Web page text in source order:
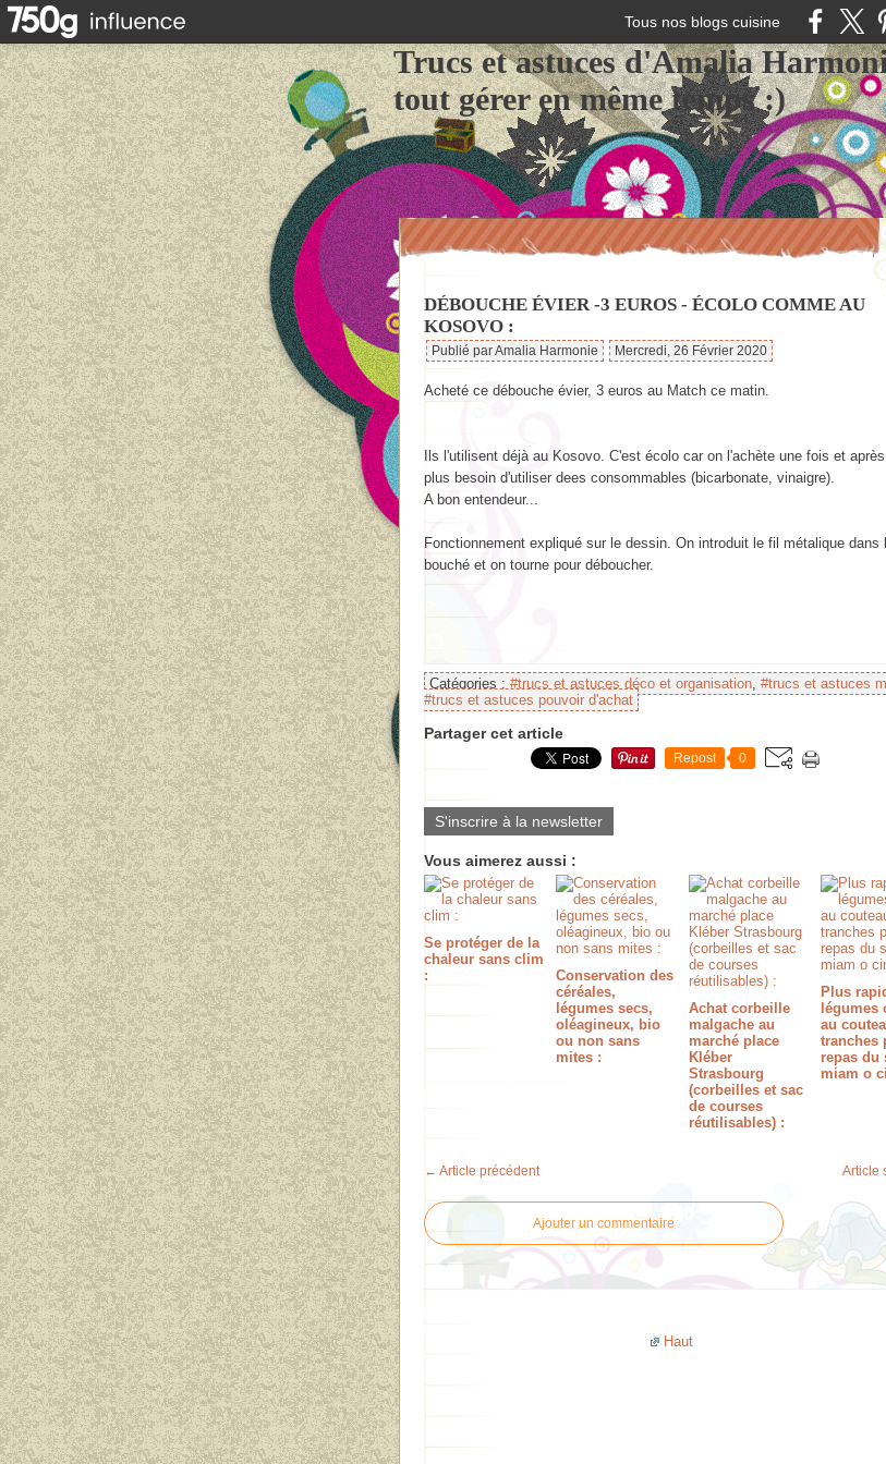
Tous nos blogs cuisine
Trucs et astuces d'Amalia
tout gérer en même temps :)
DÉBOUCHE ÉVIER -3 EUROS - ÉCOLO COMME AU
KOSOVO :
Publié par Amalia Harmonie Mercredi, 26 Février 2020
Acheté ce débouche évier, 3 euros au Match ce matin.
Ils l'utilisent déjà au Kosovo. C'est écolo car on l'achète une fois et
plus besoin d'utiliser dees consommables (bicarbonate, vinaigre).
A bon entendeur...
Fonctionnement expliqué sur le dessin. On introduit le fil métalique dans
bouché et on tourne pour déboucher.
Catégories : #trucs et astuces déco et organisation, #trucs et astuces
#trucs et astuces pouvoir d'achat
Partager cet article
Repost 0
S'inscrire à la newsletter
Vous aimerez aussi :
Se protéger de la
chaleur sans clim
:
Conservation des
céréales,
légumes secs,
oléagineux, bio
ou non sans
mites :
Achat corbeille
malgache au
marché place
Kléber
Strasbourg
(corbeilles et sac
de courses
réutilisables) :
Plus
légumes
au
tranches
repas du
miam o
← Article précédent Article
Ajouter un commentaire
Haut